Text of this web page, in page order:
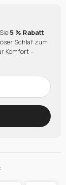
5 % Rabatt
Schlaf zum
Komfort –